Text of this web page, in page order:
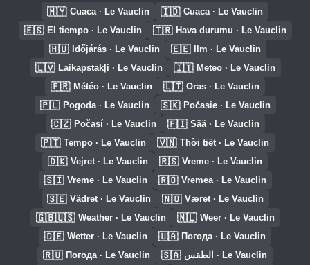
🇲🇾 Cuaca · Le Vauclin 🇮🇩 Cuaca · Le Vauclin
🇪🇸 El tiempo · Le Vauclin 🇹🇷 Hava durumu · Le Vauclin
🇭🇺 Időjárás · Le Vauclin 🇪🇪 Ilm · Le Vauclin
🇱🇻 Laikapstākļi · Le Vauclin 🇮🇹 Meteo · Le Vauclin
🇫🇷 Météo · Le Vauclin 🇱🇹 Oras · Le Vauclin
🇵🇱 Pogoda · Le Vauclin 🇸🇰 Počasie · Le Vauclin
🇨🇿 Počasí · Le Vauclin 🇫🇮 Sää · Le Vauclin
🇵🇹 Tempo · Le Vauclin 🇻🇳 Thời tiết · Le Vauclin
🇩🇰 Vejret · Le Vauclin 🇷🇸 Vreme · Le Vauclin
🇸🇮 Vreme · Le Vauclin 🇷🇴 Vremea · Le Vauclin
🇸🇪 Vädret · Le Vauclin 🇳🇴 Været · Le Vauclin
🇬🇧🇺🇸 Weather · Le Vauclin 🇳🇱 Weer · Le Vauclin
🇩🇪 Wetter · Le Vauclin 🇺🇦 Погода · Le Vauclin
🇷🇺 Погода · Le Vauclin 🇸🇦 الطقس · Le Vauclin